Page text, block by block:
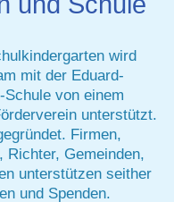
wird
mit der Eduard-
Schule von einem
unterstützt.
Firmen,
Richter, Gemeinden,
unterstützen seither
und Spenden.